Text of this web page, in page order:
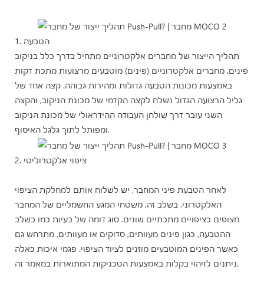
1. הטבעה
תהליך הייצור של מחברים אלקטרוניים מתחיל בדרך כלל בניקוב
פינים. מחברים אלקטרוניים (פינים) מוטבעים מרצועות מתכת דקות
באמצעות מכונות הטבעה גדולות ומהירות גבוהה. קצה אחד של
גליל הרצועה הגדול נשלח לקצה הקדמי של מכונת הניקוב, והקצה
השני עובר דרך שולחן העבודה ההידראולי של מכונת הניקוב
ומפותל לתוך גלגל האיסוף.
2. ציפוי אלקטרוליטי
לאחר הטבעת פיני המחבר, יש לשלוח אותם למחלקת הציפוי
האלקטרוני. בשלב זה, משטחי המגע החשמליים של המחבר
מצופים בציפויים מתכתיים שונים. סוג דומה של בעיות כמו בשלב
ההטבעה, כגון פינים מעוותים, סדוקים או מעוותים, מתרחש גם
כאשר הפינים המוטבעים מוזנים לציוד הציפוי. פגמי איכות כאלה
ניתנים לזיהוי בקלות באמצעות הטכניקות המתוארות במאמר זה.